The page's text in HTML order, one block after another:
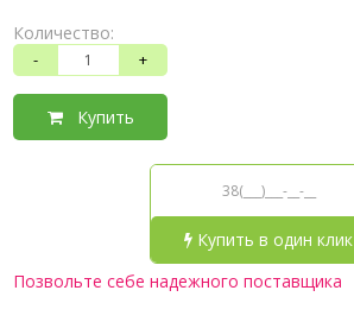
Количество:
- +
Купить
Купить в один клик
Позвольте себе надежного поставщика